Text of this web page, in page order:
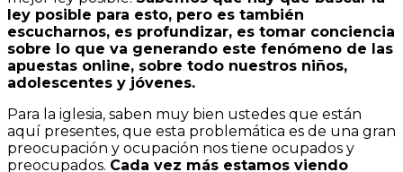
ley posible para esto, pero es también
escucharnos, es profundizar, es tomar conciencia
sobre lo que va generando este fenómeno de las
apuestas online, sobre todo nuestros niños,
adolescentes y jóvenes.
Para la iglesia, saben muy bien ustedes que están
aquí presentes, que esta problemática es de una gran
preocupación y ocupación nos tiene ocupados y
preocupados. Cada vez más estamos viendo